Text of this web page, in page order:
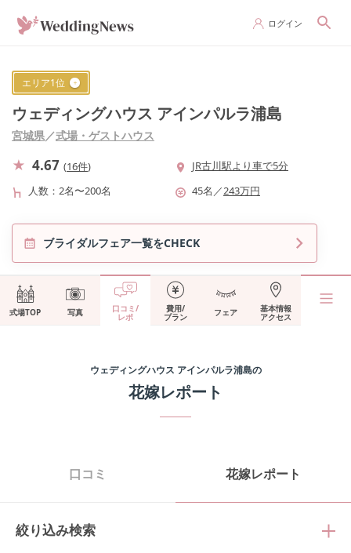
ログイン
エリア1位
ウェディングハウス アインパルラ浦島
宮城県／式場・ゲストハウス
4.67 (16件)
JR古川駅より車で5分
人数
2名〜200名 45名 ／243万円
ブライダルフェア一覧をCHECK
式場TOP 写真 口コミ/
レポ
費用/
プラン フェア 基本情報
アクセス
ウェディングハウス アインパルラ浦島の
花嫁レポート
口コミ 花嫁レポート
絞り込み検索